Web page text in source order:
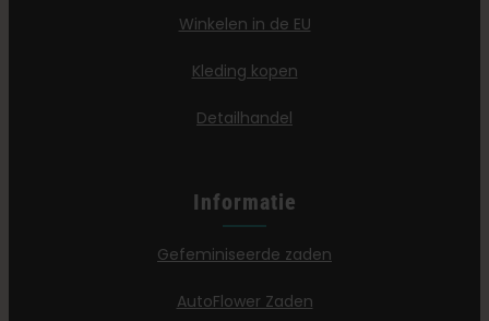
Winkelen in de EU
Kleding kopen
Detailhandel
Informatie
Gefeminiseerde zaden
AutoFlower Zaden